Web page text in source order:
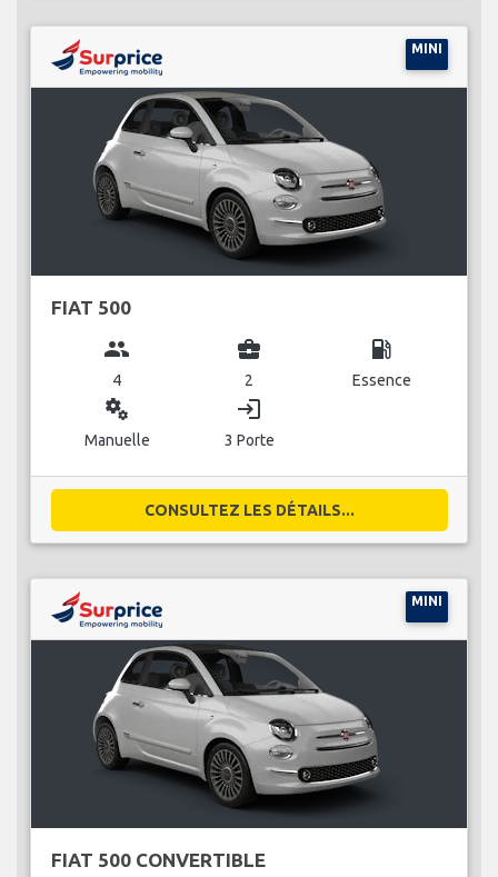
MINI
FIAT 500
group
4
business_center
2
local_gas_station
Essence
miscellaneous_services
Manuelle
login
3 Porte
CONSULTEZ LES DÉTAILS...
MINI
FIAT 500 CONVERTIBLE